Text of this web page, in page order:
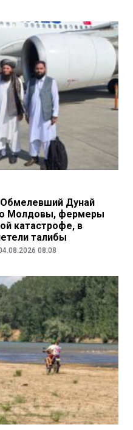
Обмелевший Дунай
Молдовы, фермеры
катастрофе, в
талибы
08:08